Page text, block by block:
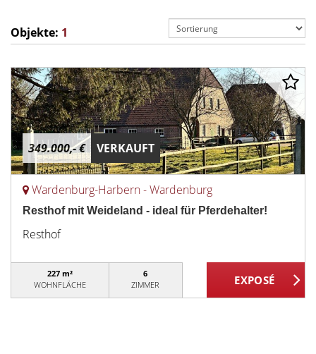
Objekte: 1
349.000,- € VERKAUFT
Wardenburg-Harbern - Wardenburg
Resthof mit Weideland - ideal für Pferdehalter!
Resthof
227 m²
WOHNFLÄCHE
6
ZIMMER